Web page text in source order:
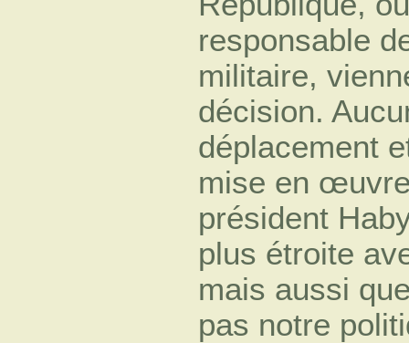
responsable
militaire,
décision.
déplacement
mise en
président
plus étroite
mais aussi
pas notre